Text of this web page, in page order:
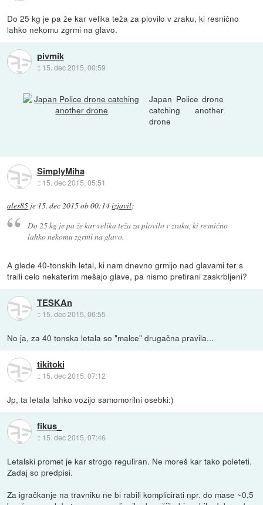
Do 25 kg je pa že kar velika teža za plovilo v zraku, ki resnično
lahko nekomu zgrmi na glavo.
pivmik
:: 15. dec 2015, 00:59
Japan Police drone
catching another
drone
SimplyMiha
:: 15. dec 2015, 05:51
ales85 je 15. dec 2015 ob 00:14izjavil:
Do 25 kg je pa že kar velika teža za plovilo v zraku, ki resnično
lahko nekomu zgrmi na glavo.
A glede 40-tonskih letal, ki nam dnevno grmijo nad glavami ter s
traili celo nekaterim mešajo glave, pa nismo pretirani zaskrbljeni?
TESKAn
:: 15. dec 2015, 06:55
No ja, za 40 tonska letala so "malce" drugačna pravila...
tikitoki
:: 15. dec 2015, 07:12
Jp, ta letala lahko vozijo samomorilni osebki:)
fikus_
:: 15. dec 2015, 07:46
Letalski promet je kar strogo reguliran. Ne moreš kar tako poleteti.
Zadaj so predpisi.
Za igračkanje na travniku ne bi rabili komplicirati npr. do mase ~0,5